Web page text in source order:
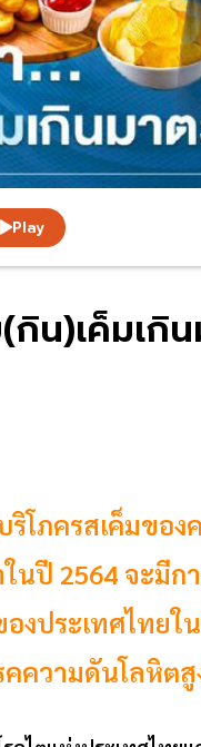
Play
น)เค็มเกิ
โภครสเค็มขอ
ปี 2564 จะมีก
งประเทศไทย
ความดันโลหิต